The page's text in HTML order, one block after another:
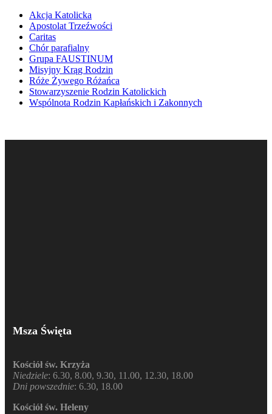
Akcja Katolicka
Apostolat Trzeźwości
Caritas
Chór parafialny
Grupa FAUSTINUM
Misyjny Krąg Rodzin
Róże Żywego Różańca
Stowarzyszenie Rodzin Katolickich
Wspólnota Rodzin Kapłańskich i Zakonnych
Msza Święta
Kościół św. Krzyża
Niedziele: 6.30, 8.00, 9.30, 11.00, 12.30, 18.00
Dni powszednie: 6.30, 18.00
Kościół św. Heleny